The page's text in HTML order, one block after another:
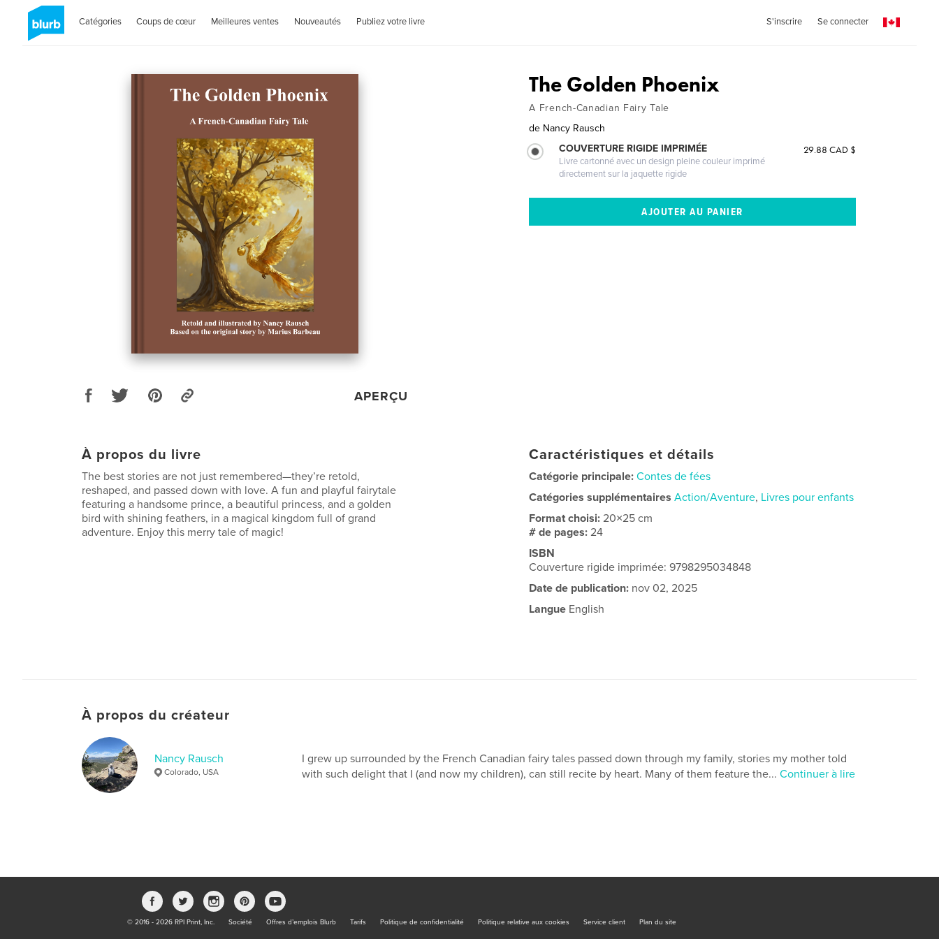
Catégories Coups de cœur Meilleures ventes Nouveautés Publiez votre livre S'inscrire Se connecter
APERÇU
The Golden Phoenix
A French-Canadian Fairy Tale
de Nancy Rausch
COUVERTURE RIGIDE IMPRIMÉE
Livre cartonné avec un design pleine couleur imprimé
directement sur la jaquette rigide
29.88 CAD $
À propos du livre
The best stories are not just remembered—they’re retold,
reshaped, and passed down with love. A fun and playful fairytale
featuring a handsome prince, a beautiful princess, and a golden
bird with shining feathers, in a magical kingdom full of grand
adventure. Enjoy this merry tale of magic!
Caractéristiques et détails
Catégorie principale: Contes de fées
Catégories supplémentaires Action/Aventure, Livres pour enfants
Format choisi:20×25 cm
# de pages:24
ISBN
Couverture rigide imprimée: 9798295034848
Date de publication: nov 02, 2025
Langue English
À propos du créateur
Nancy Rausch
Colorado, USA
I grew up surrounded by the French Canadian fairy tales passed down through my family, stories my mother told
with such delight that I (and now my children), can still recite by heart. Many of them feature the... Continuer à lire
© 2016 - 2026 RPI Print, Inc. Société Offres d’emplois Blurb Tarifs Politique de confidentialité Politique relative aux cookies Service client Plan du site